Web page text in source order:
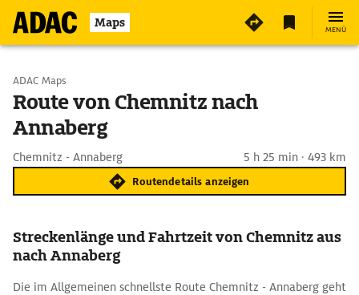
Maps MENÜ
Start wählen
Ziel eingeben
ADAC Maps
Route von Chemnitz nach
Annaberg
Chemnitz - Annaberg 5 h 25 min · 493 km
Routendetails anzeigen
Streckenlänge und Fahrtzeit von Chemnitz aus
nach Annaberg
Die im Allgemeinen schnellste Route Chemnitz - Annaberg geht